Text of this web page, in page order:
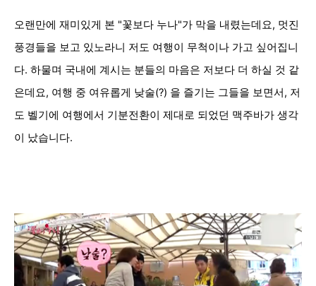
오랜만에 재미있게 본 "꽃보다 누나"가 막을 내렸는데요, 멋진
풍경들을 보고 있노라니 저도 여행이 무척이나 가고 싶어집니
다. 하물며 국내에 계시는 분들의 마음은 저보다 더 하실 것 같
은데요, 여행 중 여유롭게 낮술(?) 을 즐기는 그들을 보면서, 저
도 벨기에 여행에서 기분전환이 제대로 되었던 맥주바가 생각
이 났습니다.